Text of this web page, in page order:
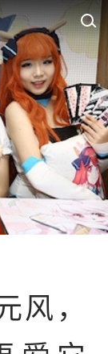
风，